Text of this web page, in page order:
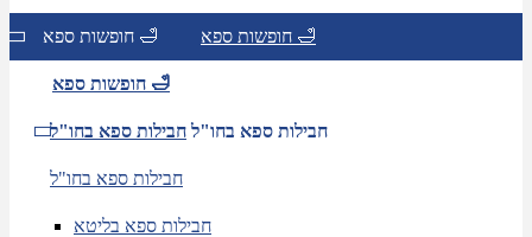
חופשות ספא 🛁 חופשות ספא 🛁
חופשות ספא 🛁
חבילות ספא בחו"ל חבילות ספא בחו"ל
חבילות ספא בחו"ל
חבילות ספא בליטא